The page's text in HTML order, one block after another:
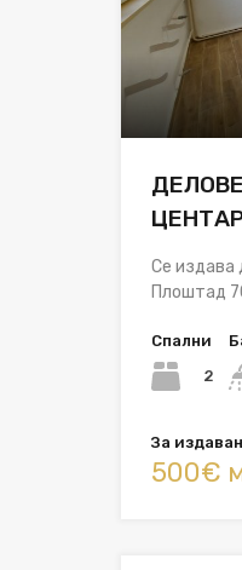
Се издава
Плоштад
Спални
2
За
500€